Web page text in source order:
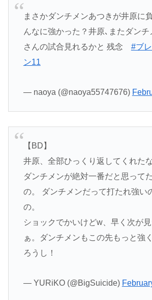
まさかダンチメンあつきが井原に
んなに強かった？井原､またダン
さんの試合見れるかと 残念 #ブ
ン11
— naoya (@naoya55747676)
【BD】
井原、全部ひっくり返してくれた
ダンチメンが絶対一番だと思って
の。 ダンチメンだって打たれ強い
の。
ショックでかいけどw、早く次が
ぁ。ダンチメンもこの先もっと強
ろうし！
— YURiKO (@BigSuicide)